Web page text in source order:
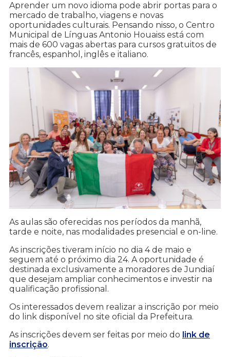
Aprender um novo idioma pode abrir portas para o
mercado de trabalho, viagens e novas
oportunidades culturais. Pensando nisso, o Centro
Municipal de Línguas Antonio Houaiss está com
mais de 600 vagas abertas para cursos gratuitos de
francês, espanhol, inglês e italiano.
As aulas são oferecidas nos períodos da manhã,
tarde e noite, nas modalidades presencial e on-line.
As inscrições tiveram início no dia 4 de maio e
seguem até o próximo dia 24. A oportunidade é
destinada exclusivamente a moradores de Jundiaí
que desejam ampliar conhecimentos e investir na
qualificação profissional.
Os interessados devem realizar a inscrição por meio
do link disponível no site oficial da Prefeitura.
As inscrições devem ser feitas por meio do link de
inscrição.